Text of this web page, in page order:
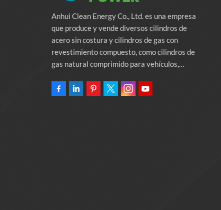
Anhui Clean Energy Co., Ltd. es una empresa
que produce y vende diversos cilindros de
acero sin costura y cilindros de gas con
revestimiento compuesto, como cilindros de
gas natural comprimido para vehículos,
incendios. La empresa se compromete a